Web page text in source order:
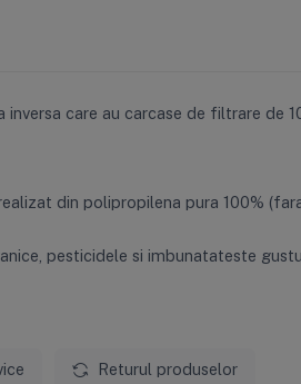
care au carcase de filtrare de
din polipropilena pura 100%
pesticidele si imbunatateste
Returul produselor